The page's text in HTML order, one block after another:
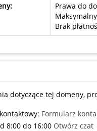
Prawa do
Brak
dotyczące tej domeny,
Formularz
8:00 do 16:00 Otwórz czat